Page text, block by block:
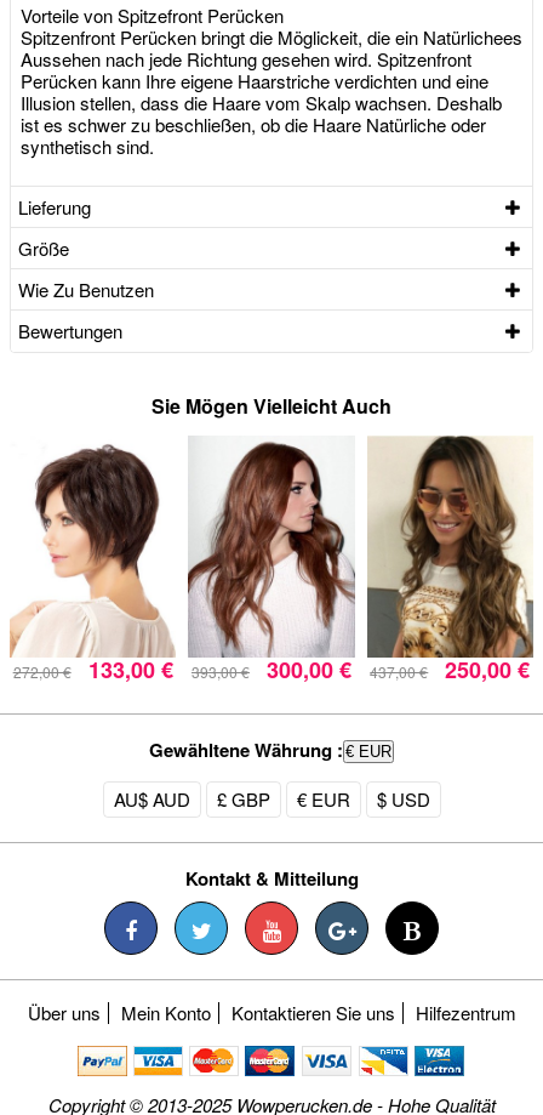
Vorteile von Spitzefront Perücken
Spitzenfront Perücken bringt die Möglickeit, die ein Natürlichees
Aussehen nach jede Richtung gesehen wird. Spitzenfront
Perücken kann Ihre eigene Haarstriche verdichten und eine
Illusion stellen, dass die Haare vom Skalp wachsen. Deshalb
ist es schwer zu beschließen, ob die Haare Natürliche oder
synthetisch sind.
Lieferung
Größe
Wie Zu Benutzen
Bewertungen
Sie Mögen Vielleicht Auch
272,00 € 133,00 € 393,00 € 300,00 € 437,00 € 250,00 €
Gewähltene Währung : € EUR
AU$ AUD £ GBP € EUR $ USD
Kontakt & Mitteilung
Über uns Mein Konto Kontaktieren Sie uns Hilfezentrum
Copyright © 2013-2025 Wowperucken.de - Hohe Qualität